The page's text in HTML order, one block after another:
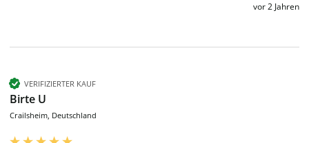
vor 2 Jahren
VERIFIZIERTER KAUF
Birte U
Crailsheim, Deutschland